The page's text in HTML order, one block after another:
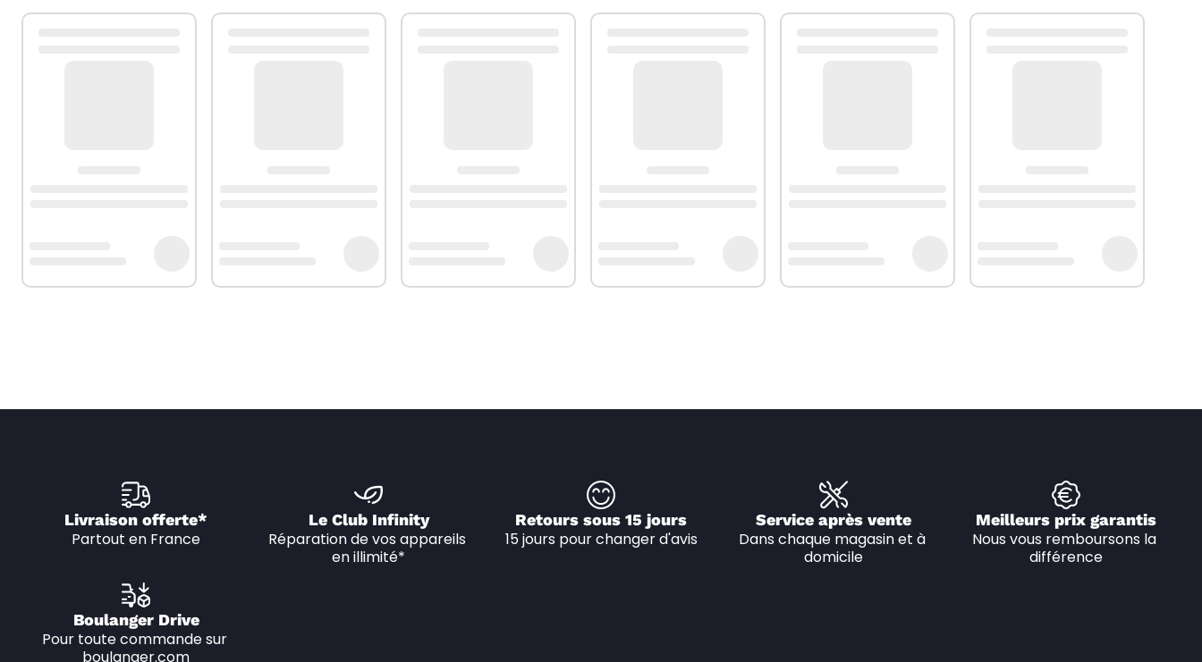
Livraison offerte*
Partout en France
Le Club Infinity
Réparation de vos appareils
en illimité*
Retours sous 15 jours
15 jours pour changer d'avis
Service après vente
Dans chaque magasin et à
domicile
Meilleurs prix garantis
Nous vous remboursons la
différence
Boulanger Drive
Pour toute commande sur
boulanger.com